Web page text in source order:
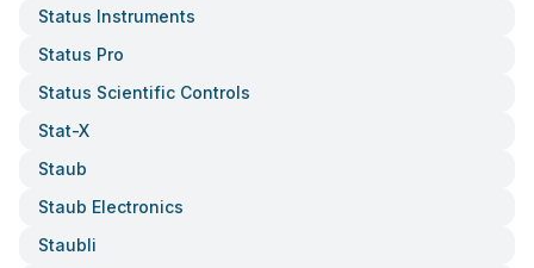
Status Instruments
Status Pro
Status Scientific Controls
Stat-X
Staub
Staub Electronics
Staubli